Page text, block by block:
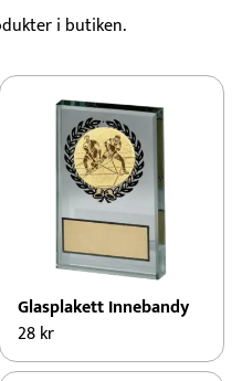
i butiken.
Glasplakett Innebandy
28kr